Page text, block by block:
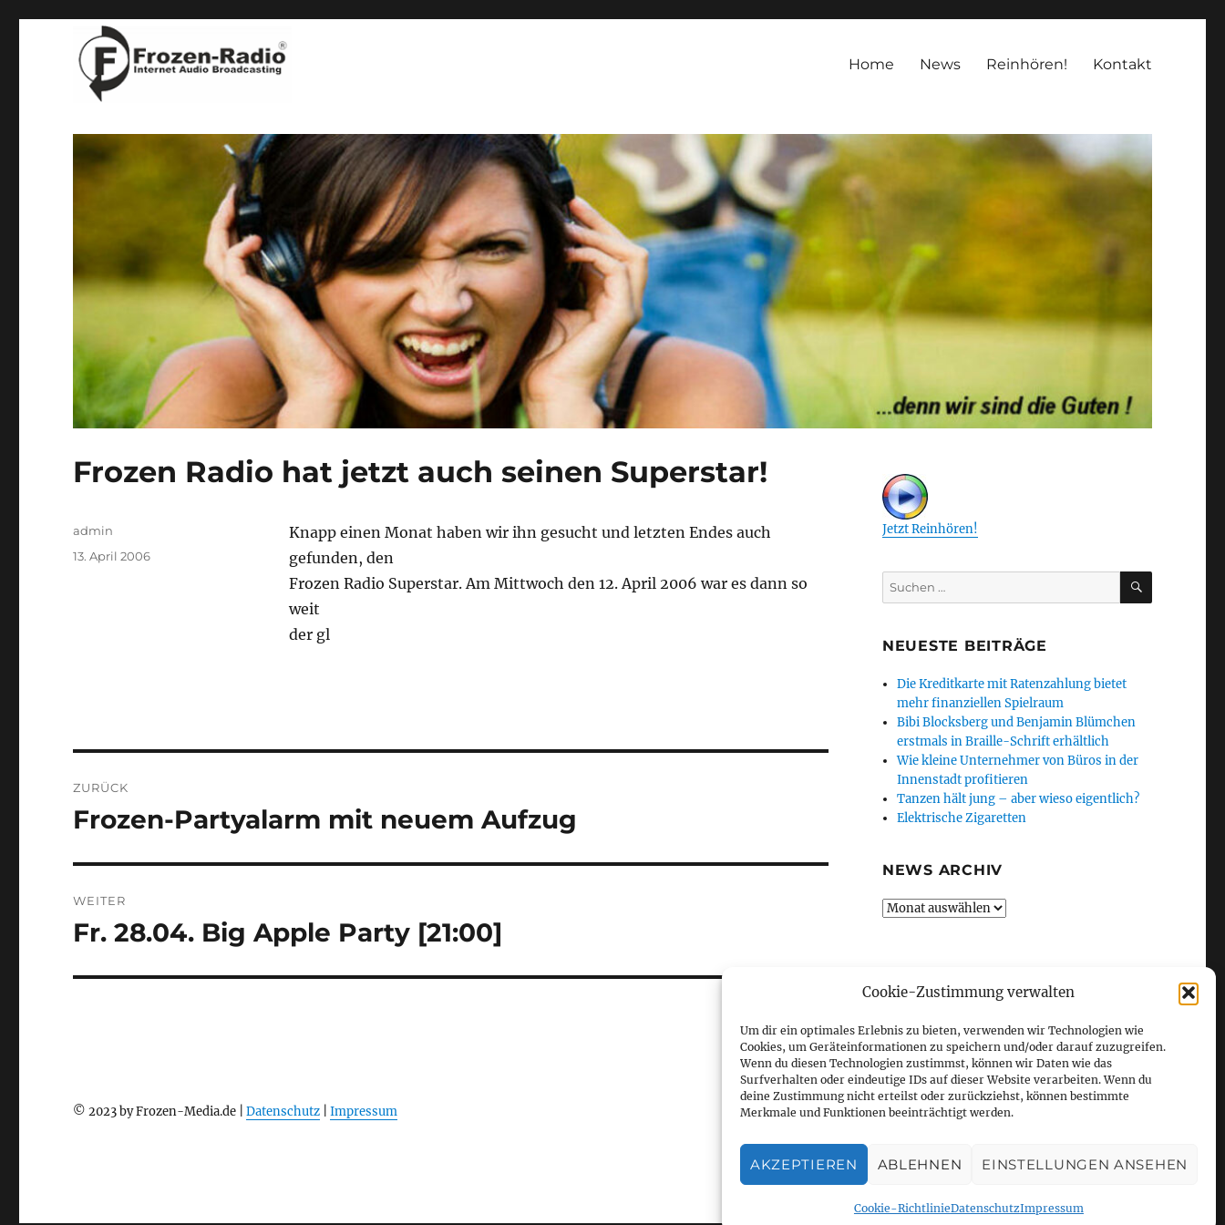
Cookie-Zustimmung verwalten
Um dir ein optimales Erlebnis zu bieten, verwenden wir Technologien wie
Cookies, um Geräteinformationen zu speichern und/oder darauf zuzugreifen.
Wenn du diesen Technologien zustimmst, können wir Daten wie das
Surfverhalten oder eindeutige IDs auf dieser Website verarbeiten. Wenn du
deine Zustimmung nicht erteilst oder zurückziehst, können bestimmte
Merkmale und Funktionen beeinträchtigt werden.
AKZEPTIEREN ABLEHNEN EINSTELLUNGEN ANSEHEN
Cookie-RichtlinieDatenschutzImpressum
Frozen-Radio
Home News Reinhören! Kontakt
Frozen Radio hat jetzt auch seinen Superstar!
Knapp einen Monat haben wir ihn gesucht und letzten Endes auch
gefunden, den
Frozen Radio Superstar. Am Mittwoch den 12. April 2006 war es dann so
weit
der gl
Autor
admin
Veröffentlicht
13. April 2006
ZURÜCK
Vorheriger
Frozen-Partyalarm mit neuem Aufzug
WEITER
Nächster
Fr. 28.04. Big Apple Party [21:00]
© 2023 by Frozen-Media.de |Datenschutz |Impressum
Jetzt Reinhören!
Suchen
nach:
SUCHEN
NEUESTE BEITRÄGE
Die Kreditkarte mit Ratenzahlung bietet
mehr finanziellen Spielraum
Bibi Blocksberg und Benjamin Blümchen
erstmals in Braille-Schrift erhältlich
Wie kleine Unternehmer von Büros in der
Innenstadt profitieren
Tanzen hält jung – aber wieso eigentlich?
Elektrische Zigaretten
NEWS ARCHIV
News